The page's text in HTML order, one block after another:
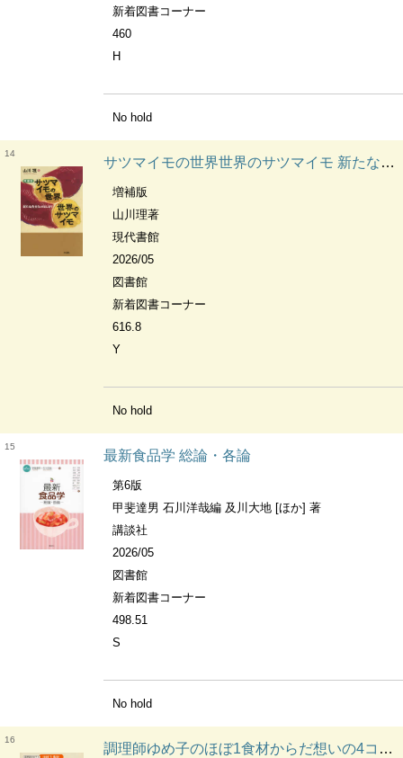
新着図書コーナー
460
H
No hold
14
サツマイモの世界世界のサツマイモ 新たな食文化のはじまり
増補版
山川理著
現代書館
2026/05
図書館
新着図書コーナー
616.8
Y
No hold
15
最新食品学 総論・各論
第6版
甲斐達男 石川洋哉編 及川大地 [ほか] 著
講談社
2026/05
図書館
新着図書コーナー
498.51
S
No hold
16
調理師ゆめ子のほぼ1食材からだ想いの4コマレシピ YUMEKO'S ALMOST ONE-INGREDIENT 4-PANEL RECIPES FOR HEALTHY LIVING